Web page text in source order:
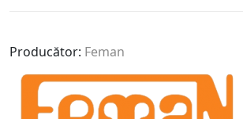
Producător: Feman